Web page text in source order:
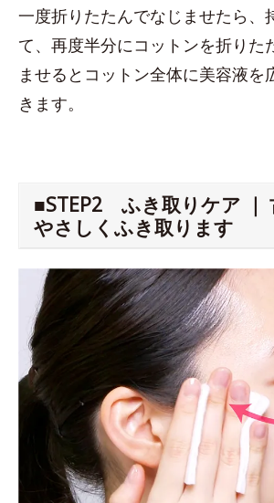
一度折りたたんでなじませたら、
て、再度半分にコットンを折りた
ませるとコットン全体に美容液を
きます。
■STEP2 ふき取りケア ｜
やさしくふき取ります